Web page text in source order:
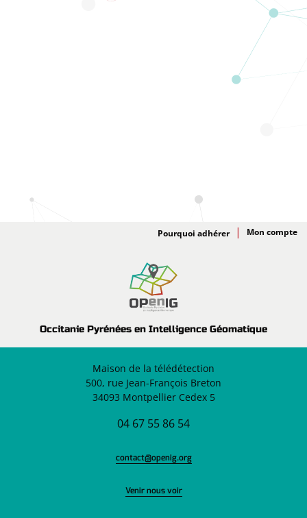
Occitanie Pyrénées en Intelligence Géomatique
Adhésion
Pourquoi adhérer
Maison de la télédétection
500, rue Jean-François Breton
34093 Montpellier Cedex 5
04 67 55 86 54
contact@openig.org
Venir nous voir